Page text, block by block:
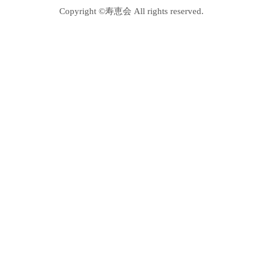
Copyright ©寿恵会 All rights reserved.